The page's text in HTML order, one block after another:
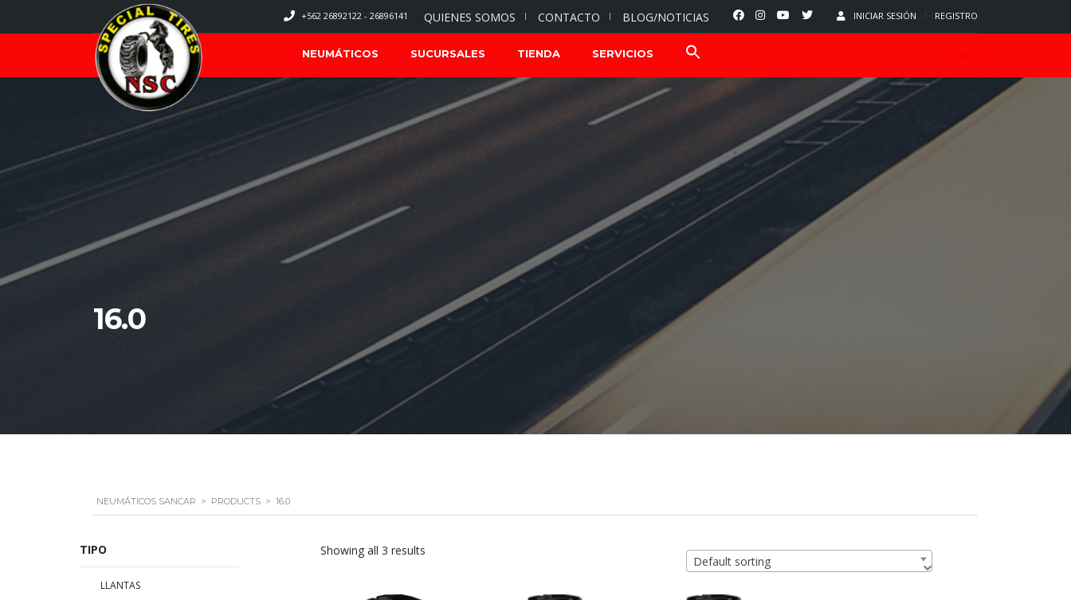
INICIAR SESIÓN REGISTRO
QUIENES SOMOS CONTACTO BLOG/NOTICIAS
+562 26892122 - 26896141
NEUMÁTICOS SUCURSALES TIENDA SERVICIOS
16.0
NEUMÁTICOS SANCAR > PRODUCTS > 16.0
Showing all 3 results
Default sorting
TIPO
LLANTAS